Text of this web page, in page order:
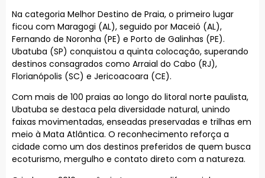
Na categoria Melhor Destino de Praia, o primeiro lugar
ficou com Maragogi (AL), seguido por Maceió (AL),
Fernando de Noronha (PE) e Porto de Galinhas (PE).
Ubatuba (SP) conquistou a quinta colocação, superando
destinos consagrados como Arraial do Cabo (RJ),
Florianópolis (SC) e Jericoacoara (CE).
Com mais de 100 praias ao longo do litoral norte paulista,
Ubatuba se destaca pela diversidade natural, unindo
faixas movimentadas, enseadas preservadas e trilhas em
meio à Mata Atlântica. O reconhecimento reforça a
cidade como um dos destinos preferidos de quem busca
ecoturismo, mergulho e contato direto com a natureza.